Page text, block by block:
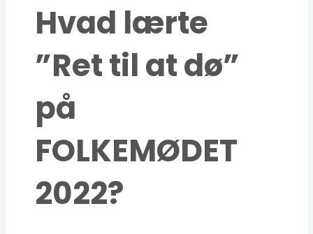
Hvad lærte
”Ret til at dø”
på
FOLKEMØDET
2022?